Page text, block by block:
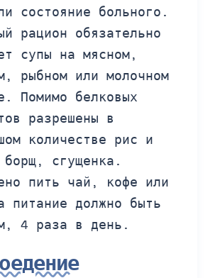
состояние больного.
рацион обязательно
супы на мясном,
рыбном или молочном
Помимо белковых
разрешены в
количестве рис и
сгущенка.
пить чай, кофе или
питание должно быть
4 раза в день.